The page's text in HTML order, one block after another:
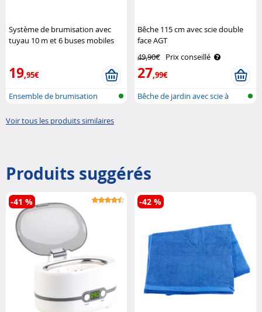
Système de brumisation avec
tuyau 10 m et 6 buses mobiles
19,95€
Ensemble de brumisation
Bêche 115 cm avec scie double
face AGT
49,90€ Prix conseillé
27,99€
Bêche de jardin avec scie à
Voir tous les produits similaires
Produits suggérés
-41 % -42 %